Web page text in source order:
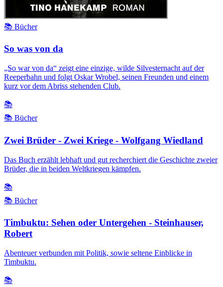
📚 Bücher
So was von da
„So war von da“ zeigt eine einzige, wilde Silvesternacht auf der
Reeperbahn und folgt Oskar Wrobel, seinen Freunden und einem
kurz vor dem Abriss stehenden Club.
📚
📚 Bücher
Zwei Brüder - Zwei Kriege - Wolfgang Wiedland
Das Buch erzählt lebhaft und gut recherchiert die Geschichte zweier
Brüder, die in beiden Weltkriegen kämpfen.
📚
📚 Bücher
Timbuktu: Sehen oder Untergehen - Steinhauser,
Robert
Abenteuer verbunden mit Politik, sowie seltene Einblicke in
Timbuktu.
📚